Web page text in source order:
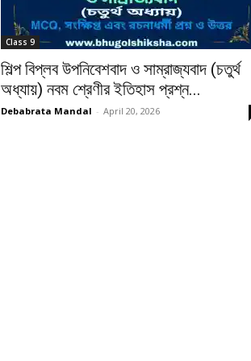
Class 9
শিল্প বিপ্লব উপনিবেশবাদ ও সাম্রাজ্যবাদ (চতুর্থ
অধ্যায়) নবম শ্রেণীর ইতিহাস প্রশ্ন...
Debabrata Mandal - April 20, 2026